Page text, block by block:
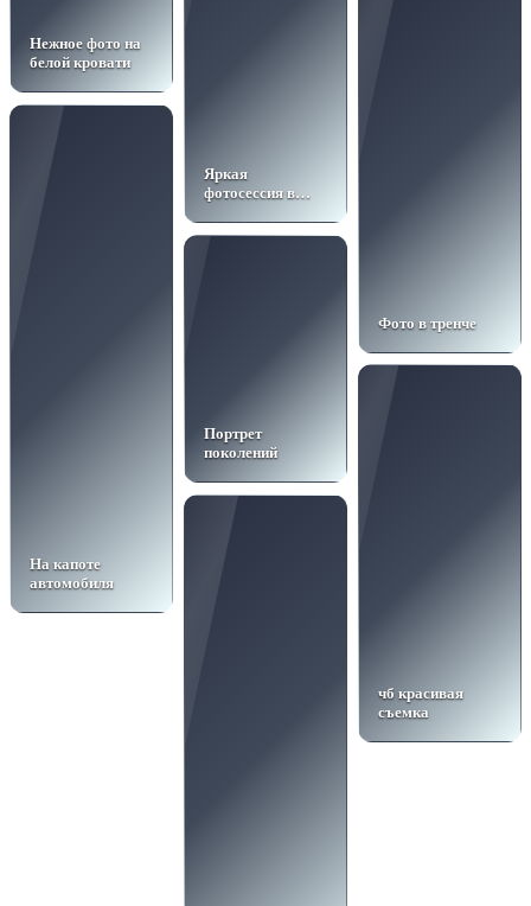
Нежное фото на
белой кровати
Яркая
фотосессия в
Фото в тренче
На капоте
автомобиля
Портрет
поколений
чб красивая
съемка